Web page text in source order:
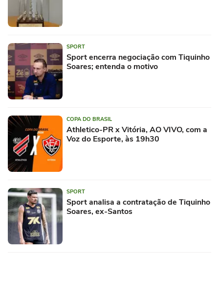
SPORT
Sport encerra negociação com Tiquinho
Soares; entenda o motivo
COPA DO BRASIL
Athletico-PR x Vitória, AO VIVO, com a
Voz do Esporte, às 19h30
SPORT
Sport analisa a contratação de Tiquinho
Soares, ex-Santos